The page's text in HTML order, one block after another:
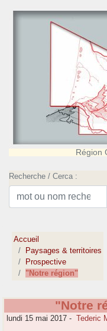
Région
Recherche / Cerca :
Accueil
Paysages & territoires
Prospective
"Notre région"
"Notre
lundi 15 mai 2017 - Tederic